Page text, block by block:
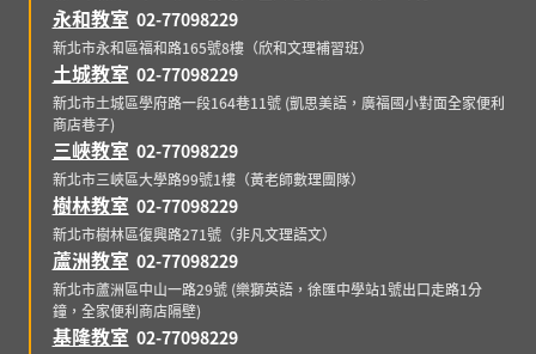
永和教室 02-77098229
新北市永和區福和路165號8樓（欣和文理補習班）
土城教室 02-77098229
新北市土城區學府路一段164巷11號 (凱思美語，廣福國小對面全家便利
商店巷子)
三峽教室 02-77098229
新北市三峽區大學路99號1樓（黃老師數理團隊）
樹林教室 02-77098229
新北市樹林區復興路271號（非凡文理語文）
蘆洲教室 02-77098229
新北市蘆洲區中山一路29號 (樂獅英語，徐匯中學站1號出口走路1分
鐘，全家便利商店隔壁)
基隆教室 02-77098229